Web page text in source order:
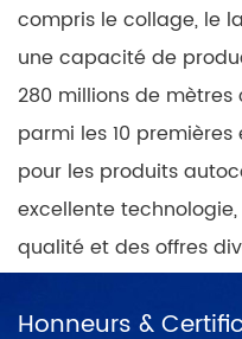
compris le collage, le
une capacité de
280 millions de mètres
parmi les 10
pour les produits
excellente
qualité et des offres
de marque sur les
Honneurs &